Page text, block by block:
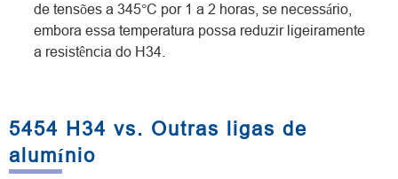
de tensões a 345°C por 1 a 2 horas, se necessário,
embora essa temperatura possa reduzir ligeiramente
a resistência do H34.
5454 H34 vs. Outras ligas de
alumínio